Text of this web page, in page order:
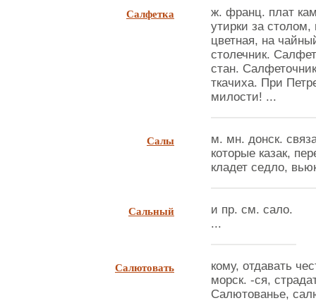
Салфетка
ж. франц. плат
утирки за столом,
цветная, на
столечник.
стан.
ткачиха. При
милости! ...
Салы
м. мн. донск.
которые казак,
кладет седло,
Сальный
и пр. см. сало.
...
Салютовать
кому, отдавать
морск. -ся,
Салютованье,